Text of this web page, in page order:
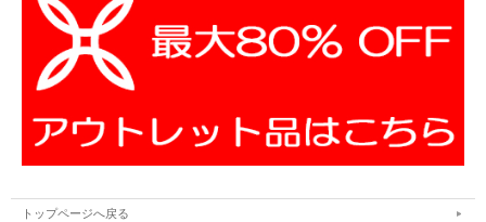
トップページへ戻る